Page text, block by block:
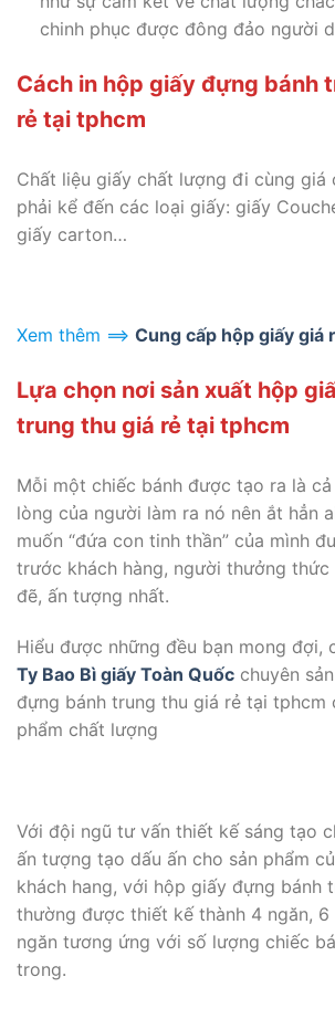
chinh phục được đông đảo người
Cách in hộp giấy đựng bánh
rẻ tại tphcm
Chất liệu giấy chất lượng đi cùng giá
phải kể đến các loại giấy: giấy
giấy carton…
Xem thêm ==> Cung cấp hộp giấy giá
Lựa chọn nơi sản xuất hộp
trung thu giá rẻ tại tphcm
Mỗi một chiếc bánh được tạo ra là
lòng của người làm ra nó nên ắt hẳn
muốn “đứa con tinh thần” của mình
trước khách hàng, người thưởng
đẽ, ấn tượng nhất.
Hiểu được những đều bạn mong đợi,
Ty Bao Bì giấy Toàn Quốc chuyên
đựng bánh trung thu giá rẻ tại tphcm
phẩm chất lượng
Với đội ngũ tư vấn thiết kế sáng tạo
ấn tượng tạo dấu ấn cho sản phẩm
khách hang, với hộp giấy đựng bánh
thường được thiết kế thành 4 ngăn, 6
ngăn tương ứng với số lượng chiếc
trong.